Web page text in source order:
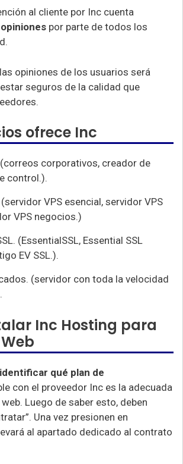
al cliente por Inc cuenta
por parte de todos los
opiniones de los usuarios será
seguros de la calidad que
ofrece Inc
corporativos, creador de
control.).
VPS esencial, servidor VPS
VPS negocios.)
(EssentialSSL, Essential SSL
EV SSL.).
(servidor con toda la velocidad
Inc Hosting para
identificar qué plan de
con el proveedor Inc es la adecuada
Luego de saber esto, deben
Una vez presionen en
al apartado dedicado al contrato